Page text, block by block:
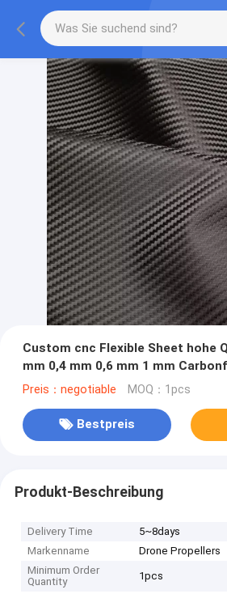
Custom cnc Flexible Sheet hohe
mm 0,4 mm 0,6 mm 1 mm
Preis：negotiable MOQ：1pcs
Bestpreis
Produkt-Beschreibung
Delivery Time
5~8days
Markenname
Drone Propellers
Minimum Order
Quantity
1pcs